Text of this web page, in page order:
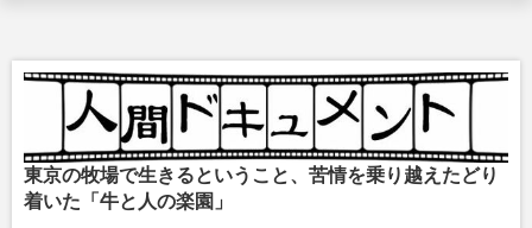
東京の牧場で生きるということ、苦情を乗り越えたどり
着いた「牛と人の楽園」